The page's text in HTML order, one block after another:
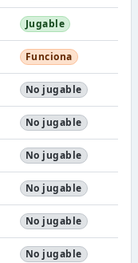
Jugable
Funciona
No jugable
No jugable
No jugable
No jugable
No jugable
No jugable